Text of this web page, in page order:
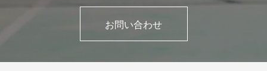
お問い合わせ